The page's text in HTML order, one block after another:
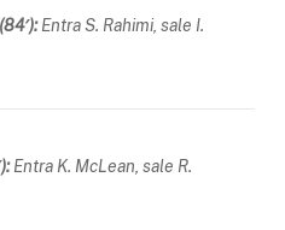
Entra S. Rahimi, sale I.
Entra K. McLean, sale R.